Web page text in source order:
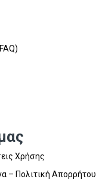
Χρήσης
– Πολιτική Απορρήτου